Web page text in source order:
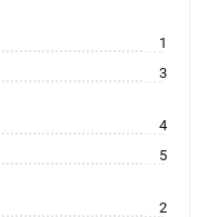
1
3
4
5
2